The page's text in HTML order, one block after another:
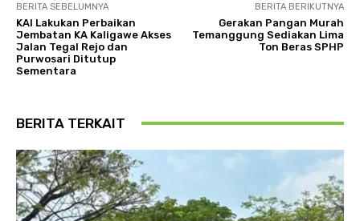
BERITA SEBELUMNYA
KAI Lakukan Perbaikan
Jembatan KA Kaligawe Akses
Jalan Tegal Rejo dan
Purwosari Ditutup
Sementara
BERITA BERIKUTNYA
Gerakan Pangan Murah
Temanggung Sediakan Lima
Ton Beras SPHP
BERITA TERKAIT